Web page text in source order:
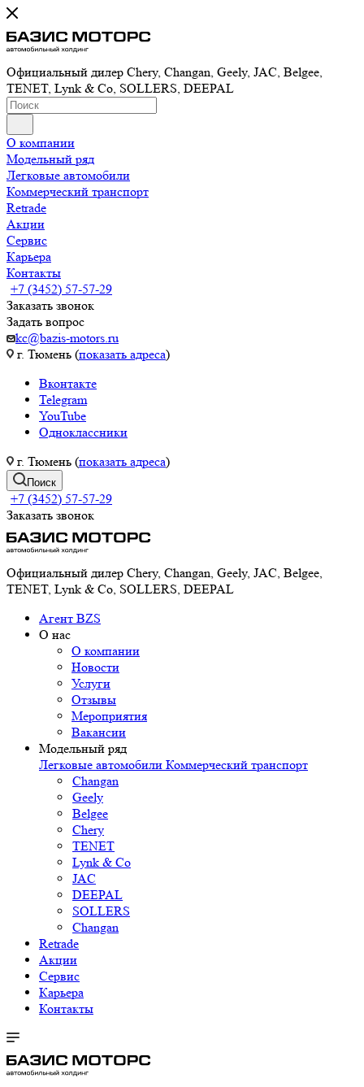
Официальный дилер Chery, Changan, Geely, JAC, Belgee,
TENET, Lynk & Co, SOLLERS, DEEPAL
О компании
Модельный ряд
Легковые автомобили
Коммерческий транспорт
Retrade
Акции
Сервис
Карьера
Контакты
+7 (3452) 57-57-29
Заказать звонок
Задать вопрос
kc@bazis-motors.ru
г. Тюмень (показать адреса)
Вконтакте
Telegram
YouTube
Одноклассники
г. Тюмень (показать адреса)
Поиск
+7 (3452) 57-57-29
Заказать звонок
Официальный дилер Chery, Changan, Geely, JAC, Belgee,
TENET, Lynk & Co, SOLLERS, DEEPAL
Агент BZS
О нас
О компании
Новости
Услуги
Отзывы
Мероприятия
Вакансии
Модельный ряд
Легковые автомобили Коммерческий транспорт
Changan
Geely
Belgee
Chery
TENET
Lynk & Co
JAC
DEEPAL
SOLLERS
Changan
Retrade
Акции
Сервис
Карьера
Контакты